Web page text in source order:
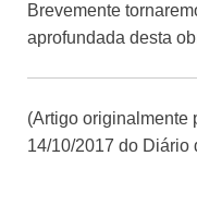
Brevemente
aprofundada desta
(Artigo originalmente
14/10/2017 do Diário